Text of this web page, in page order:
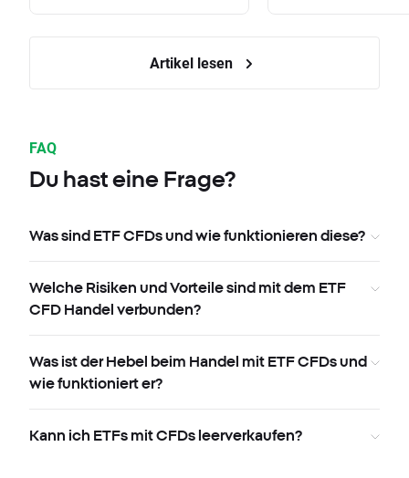
Artikel lesen
FAQ
Du hast eine Frage?
Was sind ETF CFDs und wie funktionieren diese?
Welche Risiken und Vorteile sind mit dem ETF
CFD Handel verbunden?
Was ist der Hebel beim Handel mit ETF CFDs und
wie funktioniert er?
Kann ich ETFs mit CFDs leerverkaufen?